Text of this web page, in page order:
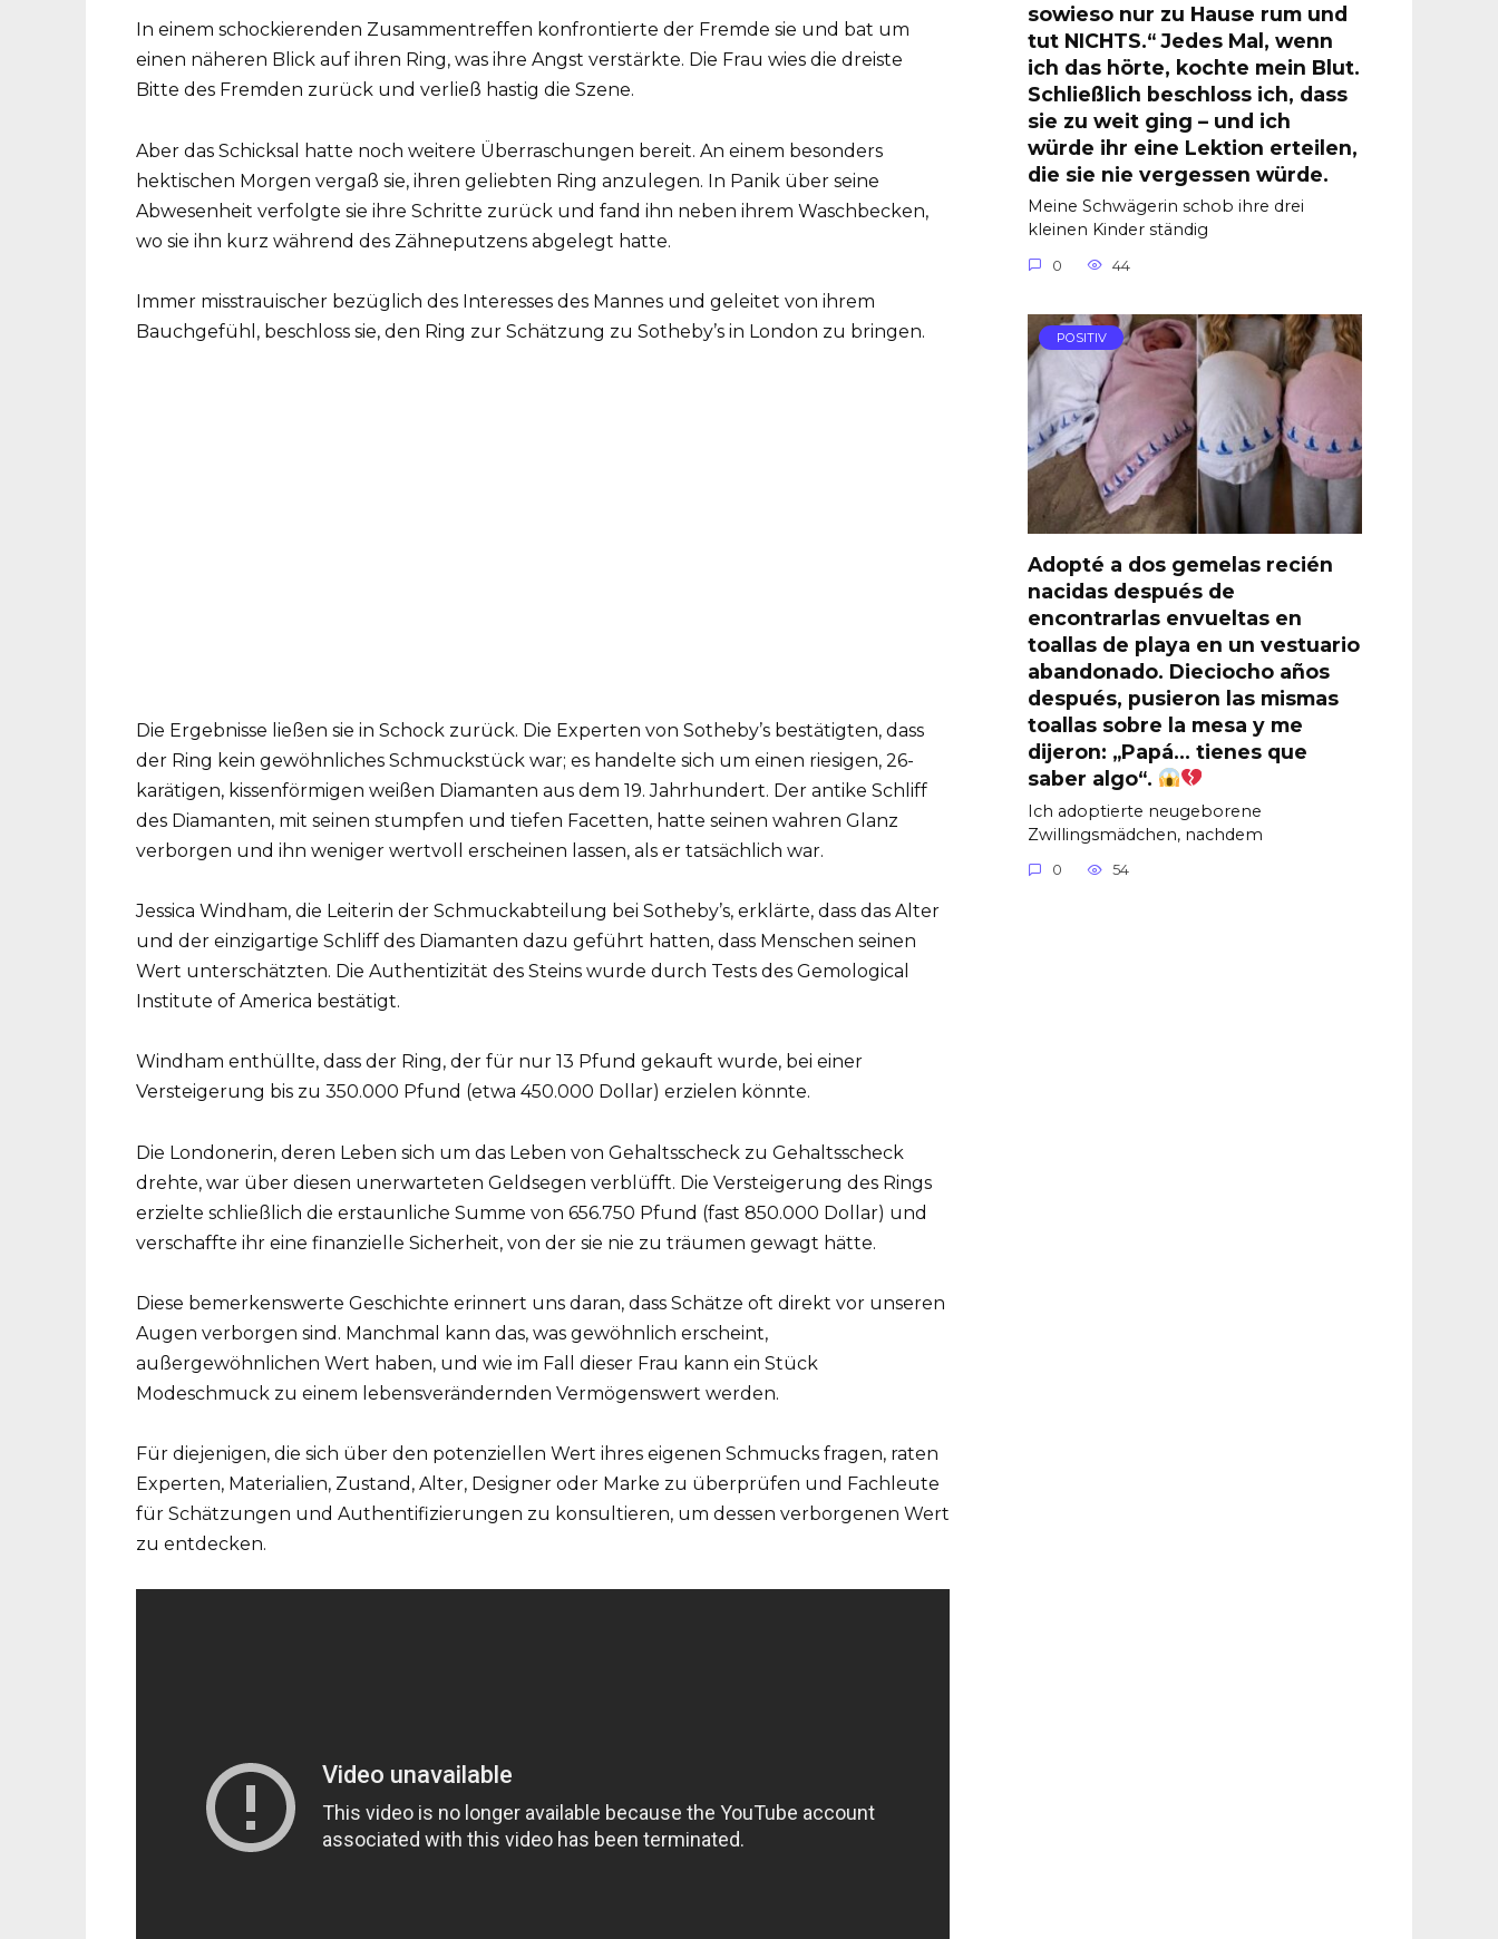
In einem schockierenden Zusammentreffen konfrontierte der Fremde sie und bat um
einen näheren Blick auf ihren Ring, was ihre Angst verstärkte. Die Frau wies die dreiste
Bitte des Fremden zurück und verließ hastig die Szene.
Aber das Schicksal hatte noch weitere Überraschungen bereit. An einem besonders
hektischen Morgen vergaß sie, ihren geliebten Ring anzulegen. In Panik über seine
Abwesenheit verfolgte sie ihre Schritte zurück und fand ihn neben ihrem Waschbecken,
wo sie ihn kurz während des Zähneputzens abgelegt hatte.
Immer misstrauischer bezüglich des Interesses des Mannes und geleitet von ihrem
Bauchgefühl, beschloss sie, den Ring zur Schätzung zu Sotheby’s in London zu bringen.
Die Ergebnisse ließen sie in Schock zurück. Die Experten von Sotheby’s bestätigten, dass
der Ring kein gewöhnliches Schmuckstück war; es handelte sich um einen riesigen, 26-
karätigen, kissenförmigen weißen Diamanten aus dem 19. Jahrhundert. Der antike Schliff
des Diamanten, mit seinen stumpfen und tiefen Facetten, hatte seinen wahren Glanz
verborgen und ihn weniger wertvoll erscheinen lassen, als er tatsächlich war.
Jessica Windham, die Leiterin der Schmuckabteilung bei Sotheby’s, erklärte, dass das Alter
und der einzigartige Schliff des Diamanten dazu geführt hatten, dass Menschen seinen
Wert unterschätzten. Die Authentizität des Steins wurde durch Tests des Gemological
Institute of America bestätigt.
Windham enthüllte, dass der Ring, der für nur 13 Pfund gekauft wurde, bei einer
Versteigerung bis zu 350.000 Pfund (etwa 450.000 Dollar) erzielen könnte.
Die Londonerin, deren Leben sich um das Leben von Gehaltsscheck zu Gehaltsscheck
drehte, war über diesen unerwarteten Geldsegen verblüfft. Die Versteigerung des Rings
erzielte schließlich die erstaunliche Summe von 656.750 Pfund (fast 850.000 Dollar) und
verschaffte ihr eine finanzielle Sicherheit, von der sie nie zu träumen gewagt hätte.
Diese bemerkenswerte Geschichte erinnert uns daran, dass Schätze oft direkt vor unseren
Augen verborgen sind. Manchmal kann das, was gewöhnlich erscheint,
außergewöhnlichen Wert haben, und wie im Fall dieser Frau kann ein Stück
Modeschmuck zu einem lebensverändernden Vermögenswert werden.
Für diejenigen, die sich über den potenziellen Wert ihres eigenen Schmucks fragen, raten
Experten, Materialien, Zustand, Alter, Designer oder Marke zu überprüfen und Fachleute
für Schätzungen und Authentifizierungen zu konsultieren, um dessen verborgenen Wert
zu entdecken.
sowieso nur zu Hause rum und
tut NICHTS.“ Jedes Mal, wenn
ich das hörte, kochte mein Blut.
Schließlich beschloss ich, dass
sie zu weit ging – und ich
würde ihr eine Lektion erteilen,
die sie nie vergessen würde.
Meine Schwägerin schob ihre drei
kleinen Kinder ständig
0 44
POSITIV
Adopté a dos gemelas recién
nacidas después de
encontrarlas envueltas en
toallas de playa en un vestuario
abandonado. Dieciocho años
después, pusieron las mismas
toallas sobre la mesa y me
dijeron: „Papá… tienes que
saber algo“.
Ich adoptierte neugeborene
Zwillingsmädchen, nachdem
0 54